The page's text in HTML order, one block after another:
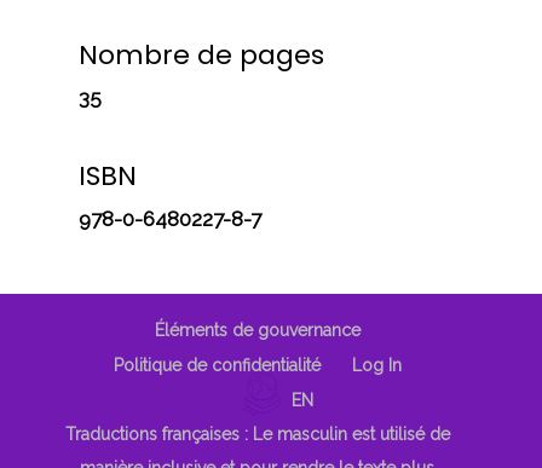
Nombre de pages
35
ISBN
978-0-6480227-8-7
Éléments de gouvernance
Politique de confidentialité
Log In
EN
Traductions françaises : Le masculin est utilisé de